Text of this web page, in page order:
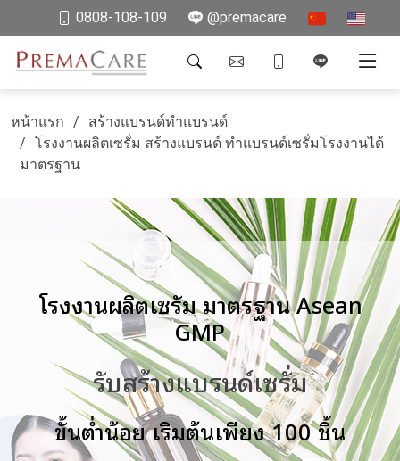
0808-108-109 @premacare
หน้าแรก
สร้างแบรนด์ทำแบรนด์
โรงงานผลิตเซรั่ม สร้างแบรนด์ ทำแบรนด์เซรั่มโรงงานได้
มาตรฐาน
โรงงานผลิตเซรั่ม มาตรฐาน Asean
GMP
รับสร้างแบรนด์เซรั่ม
ขั้นต่ำน้อย เริ่มต้นเพียง 100 ชิ้น